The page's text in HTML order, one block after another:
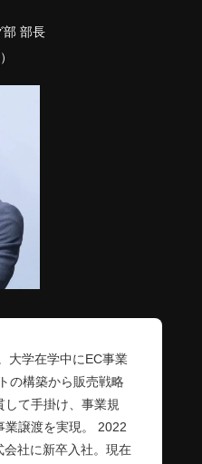
部 部長
大学在学中にEC事業
の構築から販売戦略
て手掛け、事業規
業譲渡を実現。 2022
社に新卒入社。現在